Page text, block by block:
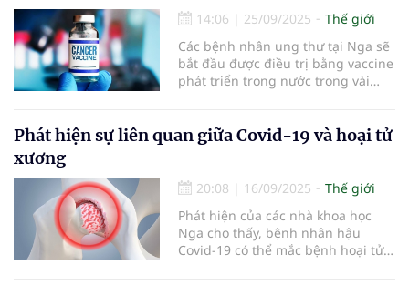
14:06 | 25/09/2025
Thế giới
Các bệnh nhân ung thư tại Nga sẽ
bắt đầu được điều trị bằng vaccine
phát triển trong nước trong vài
Phát hiện sự liên quan giữa Covid-19 và hoại tử
xương
20:08 | 16/09/2025
Thế giới
Phát hiện của các nhà khoa học
Nga cho thấy, bệnh nhân hậu
Covid-19 có thể mắc bệnh hoại tử